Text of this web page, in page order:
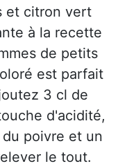
et citron vert
à la recette
de petits
est parfait
3 cl de
d'acidité,
poivre et un
le tout.